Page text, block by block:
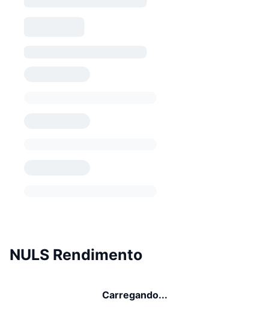
NULS Rendimento
Carregando...